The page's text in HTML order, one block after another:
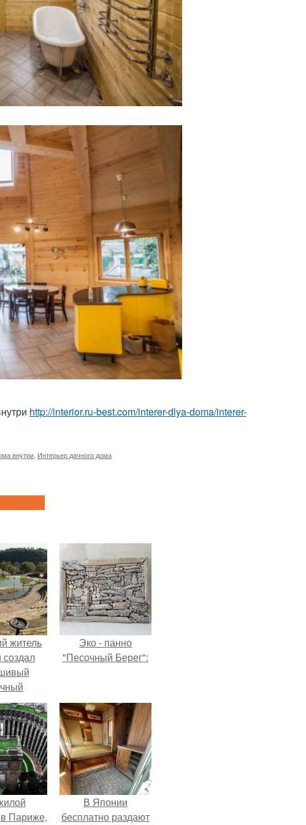
http://interior.ru-best.com/interer-dlya-doma/interer-
внутри Интерьер дачного дома
житель
и
время
Эко - панно
"Песочный Берег":
Париже,
В Японии
бесплатно раздают